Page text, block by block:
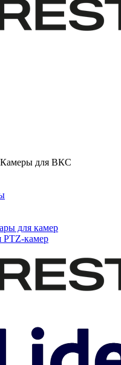
Камеры для ВКС
для камер
PTZ-камер